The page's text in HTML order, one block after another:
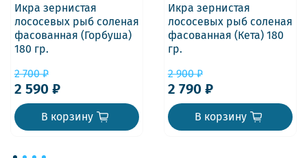
Икра зернистая
лососевых рыб соленая
фасованная (Горбуша)
180 гр.
2 700 ₽
2 590 ₽
В корзину
Икра зернистая
лососевых рыб соленая
фасованная (Кета) 180
гр.
2 900 ₽
2 790 ₽
В корзину